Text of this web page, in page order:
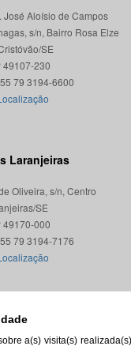
a(s) visita(s)
José Aloísio de Campos
s/n, Bairro Rosa Elze
SE
49107-230
Laranjeiras
Oliveira, s/n, Centro
SE
49170-000